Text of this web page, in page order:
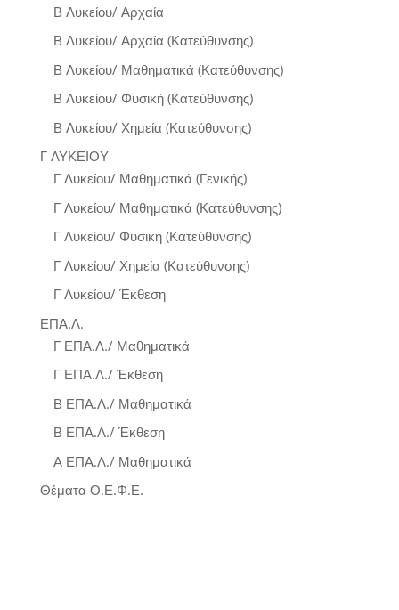
Β Λυκείου/ Αρχαία
Β Λυκείου/ Αρχαία (Κατεύθυνσης)
Β Λυκείου/ Μαθηματικά (Κατεύθυνσης)
Β Λυκείου/ Φυσική (Κατεύθυνσης)
Β Λυκείου/ Χημεία (Κατεύθυνσης)
Γ ΛΥΚΕΙΟΥ
Γ Λυκείου/ Μαθηματικά (Γενικής)
Γ Λυκείου/ Μαθηματικά (Κατεύθυνσης)
Γ Λυκείου/ Φυσική (Κατεύθυνσης)
Γ Λυκείου/ Χημεία (Κατεύθυνσης)
Γ Λυκείου/ Έκθεση
ΕΠΑ.Λ.
Γ ΕΠΑ.Λ./ Μαθηματικά
Γ ΕΠΑ.Λ./ Έκθεση
Β ΕΠΑ.Λ./ Μαθηματικά
Β ΕΠΑ.Λ./ Έκθεση
Α ΕΠΑ.Λ./ Μαθηματικά
Θέματα Ο.Ε.Φ.Ε.